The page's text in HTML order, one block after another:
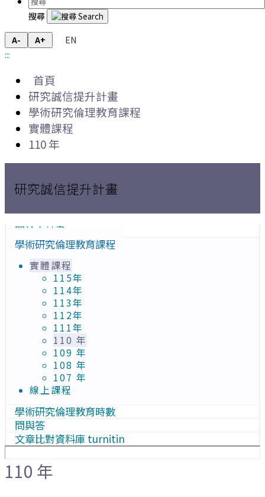
搜尋
A- A+
EN
:::
首頁
研究誠信提升計畫
學術研究倫理教育課程
實體課程
110 年
研究誠信提升計畫
關於本計畫
學術研究倫理教育課程
實體課程
115年
114年
113年
112年
111年
110 年
109 年
108 年
107 年
線上課程
學術研究倫理教育時數
問與答
文章比對資料庫 turnitin
110 年